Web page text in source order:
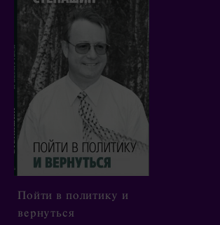
Пойти в политику и
вернуться